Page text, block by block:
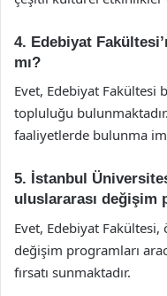
4. Edebiyat
mı?
Evet, Edebiyat Fakültesi
topluluğu
faaliyetlerde bulunma
5. İstanbul
uluslararası değişim
Evet, Edebiyat Fakültesi,
değişim programları
fırsatı sunmaktadır.